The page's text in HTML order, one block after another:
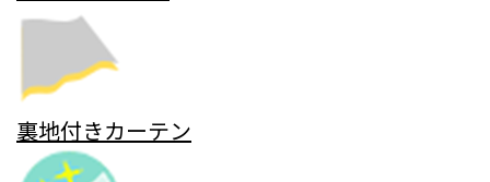
裏地付きカーテン